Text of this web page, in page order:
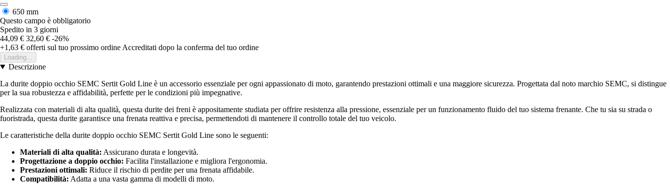
650 mm
Questo campo è obbligatorio
Spedito in 3 giorni
44,09 € 32,60 € -26%
+1,63 € offerti sul tuo prossimo ordine Accreditati dopo la conferma del tuo ordine
Loading...
Descrizione
La durite doppio occhio SEMC Sertit Gold Line è un accessorio essenziale per ogni appassionato di moto, garantendo prestazioni ottimali e una maggiore sicurezza. Progettata dal noto marchio SEMC, si distingue
per la sua robustezza e affidabilità, perfette per le condizioni più impegnative.
Realizzata con materiali di alta qualità, questa durite dei freni è appositamente studiata per offrire resistenza alla pressione, essenziale per un funzionamento fluido del tuo sistema frenante. Che tu sia su strada o
fuoristrada, questa durite garantisce una frenata reattiva e precisa, permettendoti di mantenere il controllo totale del tuo veicolo.
Le caratteristiche della durite doppio occhio SEMC Sertit Gold Line sono le seguenti:
Materiali di alta qualità: Assicurano durata e longevità.
Progettazione a doppio occhio: Facilita l'installazione e migliora l'ergonomia.
Prestazioni ottimali: Riduce il rischio di perdite per una frenata affidabile.
Compatibilità: Adatta a una vasta gamma di modelli di moto.